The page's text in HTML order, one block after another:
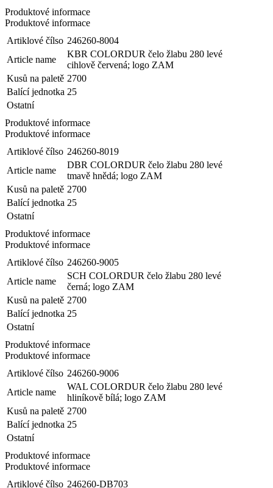
Produktové informace
Produktové informace
Artiklové čílso 246260-8004
Article name
KBR COLORDUR čelo žlabu 280 levé
cihlově červená; logo ZAM
Kusů na paletě 2700
Balící jednotka 25
Ostatní
Produktové informace
Produktové informace
Artiklové čílso 246260-8019
Article name
DBR COLORDUR čelo žlabu 280 levé
tmavě hnědá; logo ZAM
Kusů na paletě 2700
Balící jednotka 25
Ostatní
Produktové informace
Produktové informace
Artiklové čílso 246260-9005
Article name
SCH COLORDUR čelo žlabu 280 levé
černá; logo ZAM
Kusů na paletě 2700
Balící jednotka 25
Ostatní
Produktové informace
Produktové informace
Artiklové čílso 246260-9006
Article name
WAL COLORDUR čelo žlabu 280 levé
hliníkově bílá; logo ZAM
Kusů na paletě 2700
Balící jednotka 25
Ostatní
Produktové informace
Produktové informace
Artiklové čílso 246260-DB703